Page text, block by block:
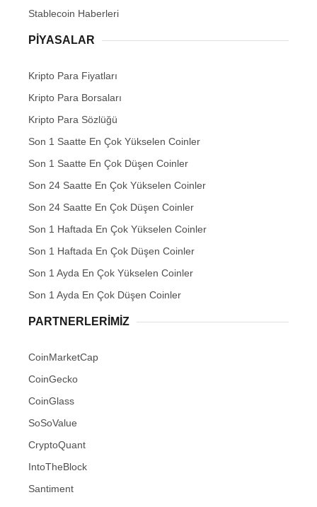
Stablecoin Haberleri
PIYASALAR
Kripto Para Fiyatları
Kripto Para Borsaları
Kripto Para Sözlüğü
Son 1 Saatte En Çok Yükselen Coinler
Son 1 Saatte En Çok Düşen Coinler
Son 24 Saatte En Çok Yükselen Coinler
Son 24 Saatte En Çok Düşen Coinler
Son 1 Haftada En Çok Yükselen Coinler
Son 1 Haftada En Çok Düşen Coinler
Son 1 Ayda En Çok Yükselen Coinler
Son 1 Ayda En Çok Düşen Coinler
PARTNERLERIMIZ
CoinMarketCap
CoinGecko
CoinGlass
SoSoValue
CryptoQuant
IntoTheBlock
Santiment